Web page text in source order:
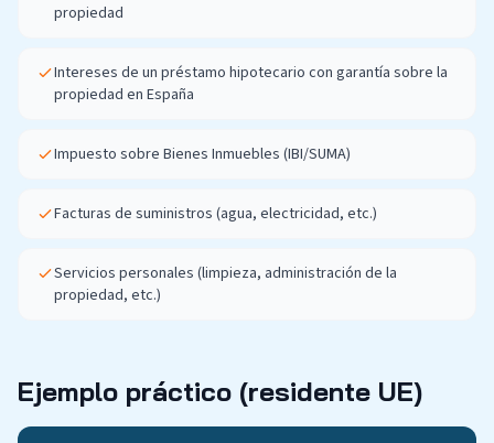
propiedad
Intereses de un préstamo hipotecario con garantía sobre la
propiedad en España
Impuesto sobre Bienes Inmuebles (IBI/SUMA)
Facturas de suministros (agua, electricidad, etc.)
Servicios personales (limpieza, administración de la
propiedad, etc.)
Ejemplo práctico (residente UE)